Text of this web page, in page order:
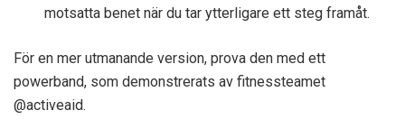
motsatta benet när du tar ytterligare ett steg framåt.
För en mer utmanande version, prova den med ett
powerband, som demonstrerats av fitnessteamet
@activeaid.